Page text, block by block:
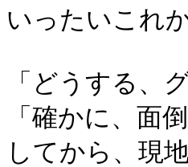
いったいこれ
「どうする、
「確かに、面
してから、現